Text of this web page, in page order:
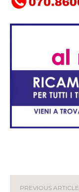
PREVIOUS ARTICLE